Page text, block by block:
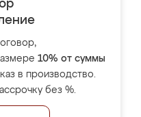
10% от суммы
в производство.
без %.